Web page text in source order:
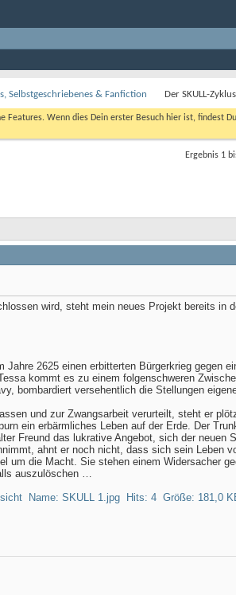
Selbstgeschriebenes & Fanfiction Der SKULL-Zyklus
Features. Wenn dies Dein erster Besuch hier ist, findest
Ergebnis 1
wird, steht mein neues Projekt bereits
Jahre 2625 einen erbitterten Bürgerkrieg gegen
kommt es zu einem folgenschweren
bombardiert versehentlich die Stellungen
und zur Zwangsarbeit verurteilt, steht er
ein erbärmliches Leben auf der Erde. Der
Freund das lukrative Angebot, sich der neuen
ahnt er noch nicht, dass sich sein Leben
um die Macht. Sie stehen einem Widersacher
auszulöschen …